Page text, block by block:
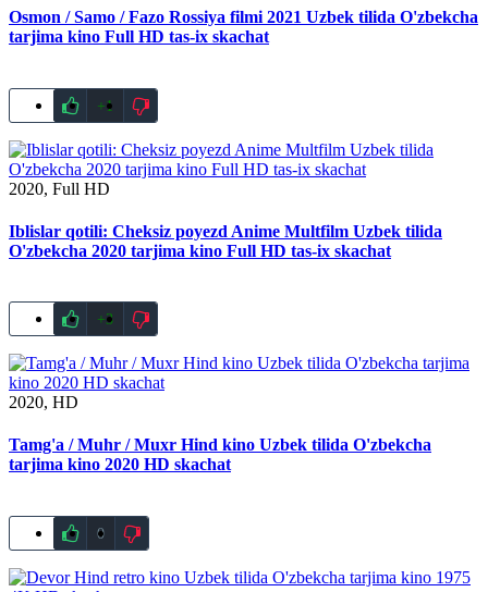
Osmon / Samo / Fazo Rossiya filmi 2021 Uzbek tilida O'zbekcha
tarjima kino Full HD tas-ix skachat
+1
2020, Full HD
Iblislar qotili: Cheksiz poyezd Anime Multfilm Uzbek tilida
O'zbekcha 2020 tarjima kino Full HD tas-ix skachat
+3
2020, HD
Tamg'a / Muhr / Muxr Hind kino Uzbek tilida O'zbekcha
tarjima kino 2020 HD skachat
0